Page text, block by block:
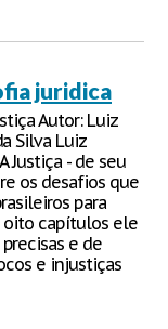
juridica
Autor: Luiz
Silva Luiz
Justiça - de seu
os desafios que
para
oito capítulos ele
e de
e injustiças